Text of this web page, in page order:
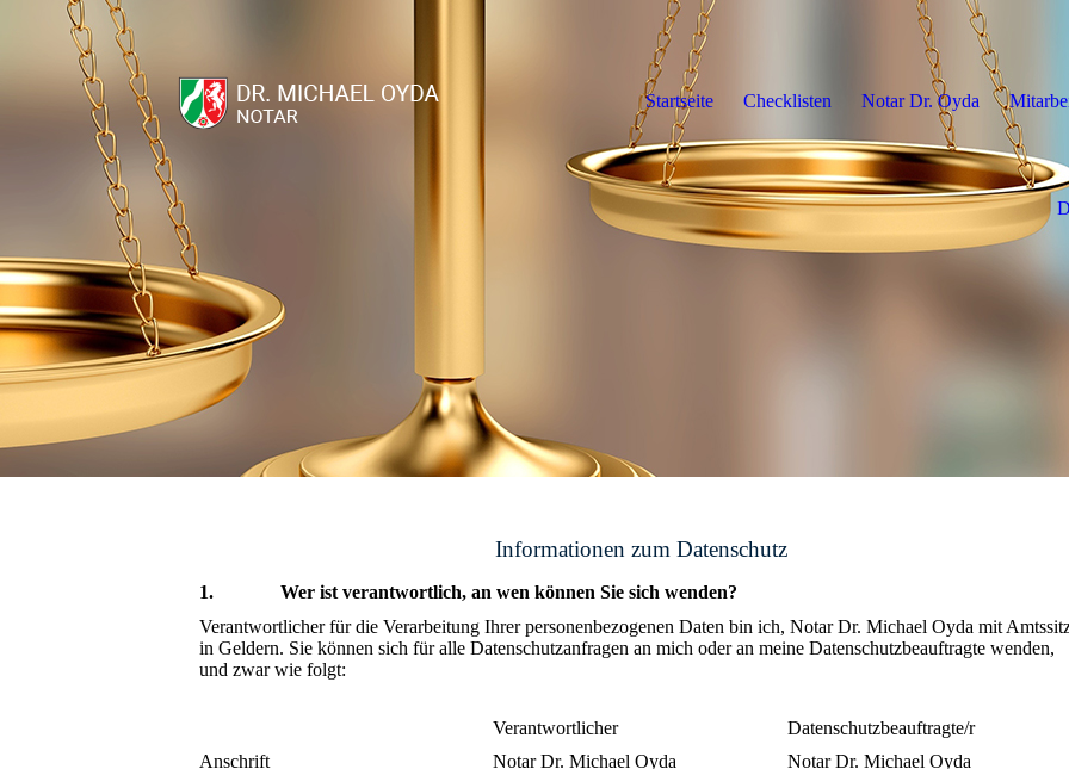
Informationen zum Datenschutz
1. Wer ist verantwortlich, an wen können Sie sich wenden?
Verantwortlicher für die Verarbeitung Ihrer personenbezogenen Daten bin ich, Notar Dr. Michael Oyda mit
in Geldern. Sie können sich für alle Datenschutzanfragen an mich oder an meine Datenschutzbeauftragte wenden,
und zwar wie folgt:
Verantwortlicher
Datenschutzbeauftragte/r
Anschrift
Notar Dr. Michael Oyda
Notar Dr. Michael Oyda
Startseite Checklisten Notar Dr. Oyda